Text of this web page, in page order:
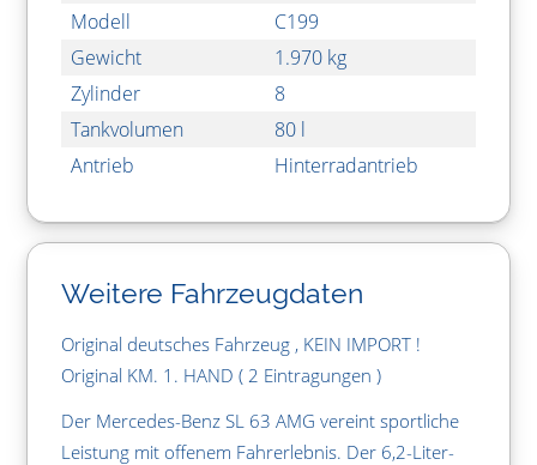
Modell
C199
Gewicht
1.970 kg
Zylinder
8
Tankvolumen
80 l
Antrieb
Hinterradantrieb
Weitere Fahrzeugdaten
Original deutsches Fahrzeug , KEIN IMPORT !
Original KM. 1. HAND ( 2 Eintragungen )
Der Mercedes-Benz SL 63 AMG vereint sportliche
Leistung mit offenem Fahrerlebnis. Der 6,2-Liter-